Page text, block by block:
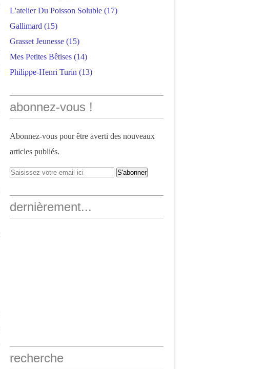
L'atelier Du Poisson Soluble (17)
Gallimard (15)
Grasset Jeunesse (15)
Mes Petites Bêtises (14)
Philippe-Henri Turin (13)
abonnez-vous !
Abonnez-vous pour être averti des nouveaux
articles publiés.
dernièrement...
recherche